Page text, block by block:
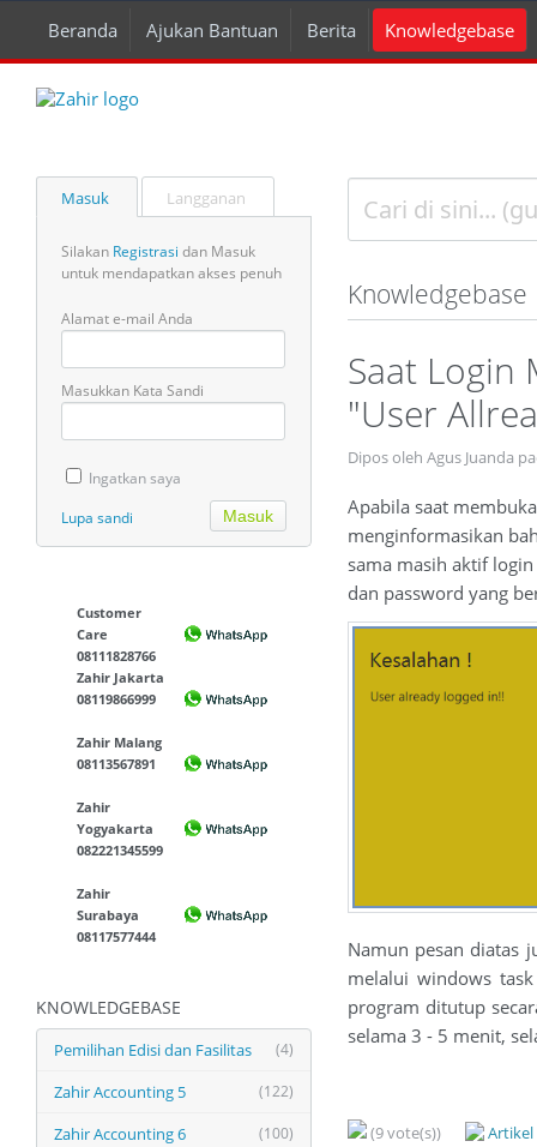
Beranda Ajukan Bantuan Berita Knowledgebase
Masuk Langganan
Silakan Registrasi dan Masuk
untuk mendapatkan akses penuh
Alamat e-mail Anda
Masukkan Kata Sandi
Ingatkan saya
Lupa sandi
Customer
Care
08111828766
Zahir Jakarta
08119866999
Zahir Malang
08113567891
Zahir
Yogyakarta
082221345599
Zahir
Surabaya
08117577444
KNOWLEDGEBASE
(4)
Pemilihan Edisi dan Fasilitas
(122)
Zahir Accounting 5
(100)
Zahir Accounting 6
Knowledgebase
Saat Login
"User
Dipos oleh Agus Juanda
Apabila saat
menginformasikan
sama masih aktif
dan password yang
Namun pesan diatas
melalui windows
program ditutup
selama 3 - 5 menit,
(9 vote(s))